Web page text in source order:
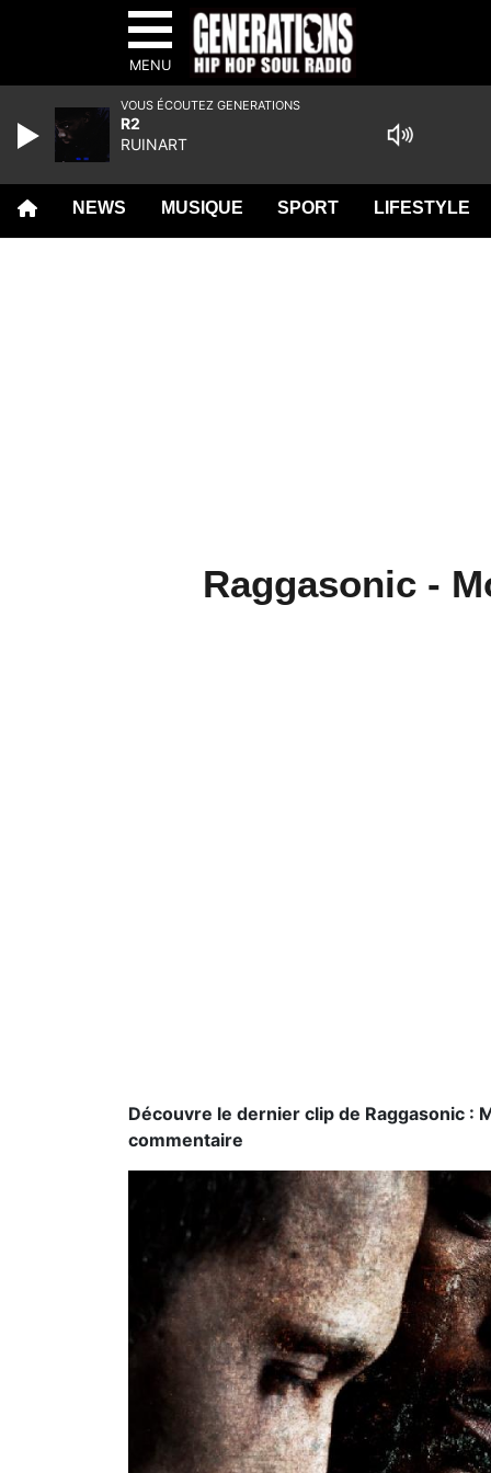
MENU
NEWS MUSIQUE SPORT LIFESTYLE
Découvre le dernier clip de Raggasonic :
VOUS ÉCOUTEZ GENERATIONS
R2
RUINART